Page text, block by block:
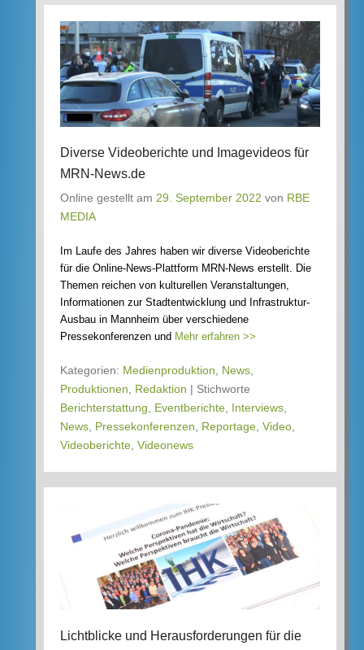
Diverse Videoberichte und Imagevideos für
MRN-News.de
Online gestellt am 29. September 2022 von RBE
MEDIA
Im Laufe des Jahres haben wir diverse Videoberichte
für die Online-News-Plattform MRN-News erstellt. Die
Themen reichen von kulturellen Veranstaltungen,
Informationen zur Stadtentwicklung und Infrastruktur-
Ausbau in Mannheim über verschiedene
Pressekonferenzen und Mehr erfahren >>
Kategorien: Medienproduktion, News,
Produktionen, Redaktion | Stichworte
Berichterstattung, Eventberichte, Interviews,
News, Pressekonferenzen, Reportage, Video,
Videoberichte, Videonews
Lichtblicke und Herausforderungen für die